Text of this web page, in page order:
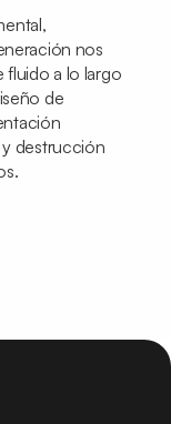
nos
a lo largo
de
destrucción